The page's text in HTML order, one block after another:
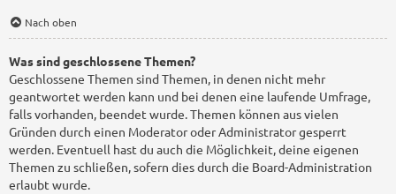
Nach oben
Was sind geschlossene Themen?
Geschlossene Themen sind Themen, in denen nicht mehr
geantwortet werden kann und bei denen eine laufende Umfrage,
falls vorhanden, beendet wurde. Themen können aus vielen
Gründen durch einen Moderator oder Administrator gesperrt
werden. Eventuell hast du auch die Möglichkeit, deine eigenen
Themen zu schließen, sofern dies durch die Board-Administration
erlaubt wurde.